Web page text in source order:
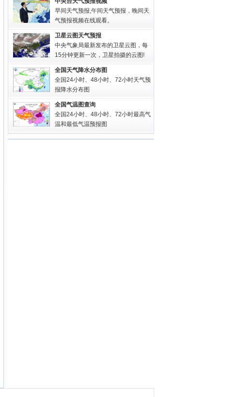
早间天气预报,午间天气预报，晚间天
气预报视频在线观看。
卫星云图天气预报
中央气象局最新发布的卫星云图，每
15分钟更新一次，卫星拍摄的云图!
全国天气降水分布图
全国24小时、48小时、72小时天气预
报降水分布图
全国气温图查询
全国24小时、48小时、72小时最高气
温和最低气温预报图